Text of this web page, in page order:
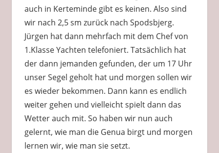
auch in Kerteminde gibt es keinen. Also sind
wir nach 2,5 sm zurück nach Spodsbjerg.
Jürgen hat dann mehrfach mit dem Chef von
1.Klasse Yachten telefoniert. Tatsächlich hat
der dann jemanden gefunden, der um 17 Uhr
unser Segel geholt hat und morgen sollen wir
es wieder bekommen. Dann kann es endlich
weiter gehen und vielleicht spielt dann das
Wetter auch mit. So haben wir nun auch
gelernt, wie man die Genua birgt und morgen
lernen wir, wie man sie setzt.